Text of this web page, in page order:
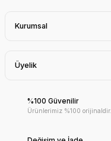
Kurumsal
Üyelik
%100 Güvenilir
Ürünlerimiz %100 orijinaldir.